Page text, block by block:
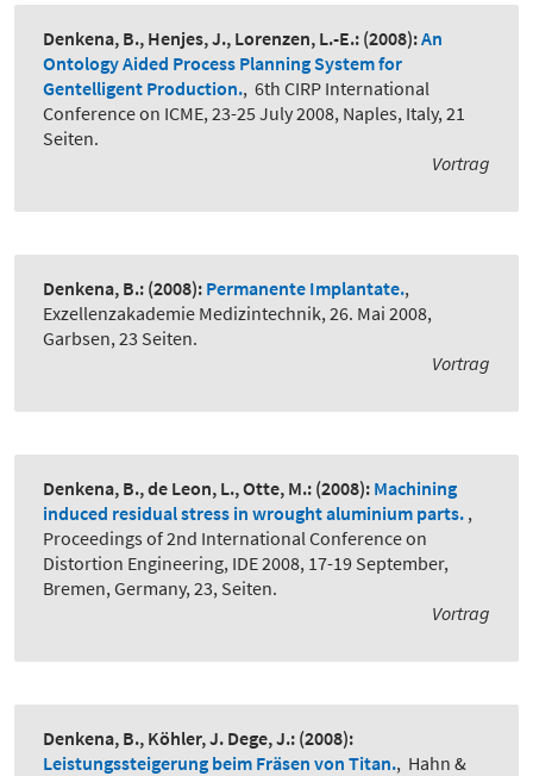
Denkena, B., Henjes, J., Lorenzen, L.-E.: (2008):An
Ontology Aided Process Planning System for
Gentelligent Production., 6th CIRP International
Conference on ICME, 23-25 July 2008, Naples, Italy, 21
Seiten.
Vortrag
Denkena, B.: (2008): Permanente Implantate.,
Exzellenzakademie Medizintechnik, 26. Mai 2008,
Garbsen, 23 Seiten.
Vortrag
Denkena, B., de Leon, L., Otte, M.: (2008): Machining
induced residual stress in wrought aluminium parts. ,
Proceedings of 2nd International Conference on
Distortion Engineering, IDE 2008, 17-19 September,
Bremen, Germany, 23, Seiten.
Vortrag
Denkena, B., Köhler, J. Dege, J.: (2008):
Leistungssteigerung beim Fräsen von Titan., Hahn &